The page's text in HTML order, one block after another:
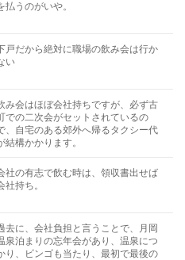
払うのがいや。
戸だから絶対に職場の飲み会は行か
い
み会はほぼ会社持ちですが、必ず古
での二次会がセットされているの
、自宅のある郊外へ帰るタクシー代
結構かかります。
社の有志で飲む時は、領収書出せば
社持ち。
去に、会社負担と言うことで、月岡
泉泊まりの忘年会があり、温泉につ
り、ビンゴも当たり、最初で最後の